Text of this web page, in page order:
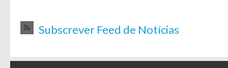
Subscrever Feed de Notícias